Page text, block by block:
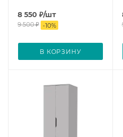
8 550 ₽/шт
9 500₽ -10%
В КОРЗИНУ